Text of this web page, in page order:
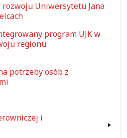
rozwoju Uniwersytetu Jana
program UJK w
regionu
potrzeby osób z
i